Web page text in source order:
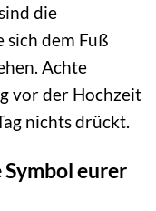
die
dem Fuß
Achte
vor der Hochzeit
nichts drückt.
eurer